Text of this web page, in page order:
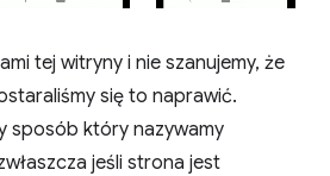
tej witryny i nie szanujemy, że
się to naprawić.
sposób który nazywamy
jeśli strona jest